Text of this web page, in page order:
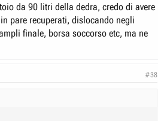
da 90 litri della dedra, credo di avere
pare recuperati, dislocando negli
finale, borsa soccorso etc, ma ne
#38